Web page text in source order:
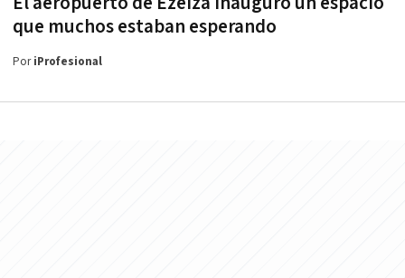
que muchos estaban esperando
PoriProfesional